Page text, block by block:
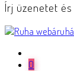
Írj üzenetet
0